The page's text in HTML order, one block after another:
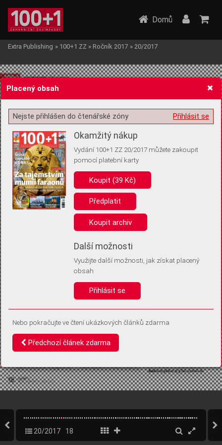
Žádost o souhlas s ukládáním volitelných informací
Pro základní fungování webu nepotřebujeme ukládat žádné informace
(tzv. cookies apod.). Rádi bychom vás ale požádali o souhlas s
uložením volitelných informací:
Anonymní unikátní ID
Díky němu příště poznáme, že se jedná o stejné zařízení, a
Identifikátor je zcela anonymní.
Vaše souhlasy a odmítnutí si ukládáme do vašeho zařízení, abychom se
vás už příště znovu neptali. Můžete je kdykoli později upravit ve Správě
Domů
Extra Publishing » 100+1 ZZ » Ročník 2017 » 20/2017
20/2017 18
Placený obsah
Přihlásit se
Nejste přihlášen do čtenářské zóny
Okamžitý nákup
Vydání 100+1 ZZ 20/2017 můžete zakoupit
pomocí platební karty
Koupit (39 Kč)
Předplatit
Koupit archiv
Další možnosti
Využijte další možnosti, jak získat placený
obsah
Přihlásit se
Nebo pokračujte ve čtení ukázkových článků zdarma
Předchozí článek zdarma